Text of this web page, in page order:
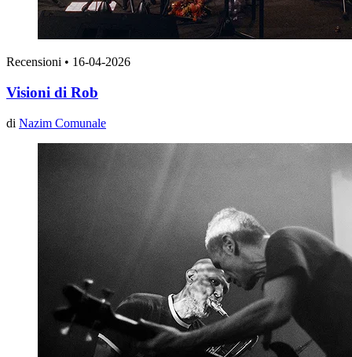
Recensioni • 16-04-2026
Visioni di Rob
di Nazim Comunale